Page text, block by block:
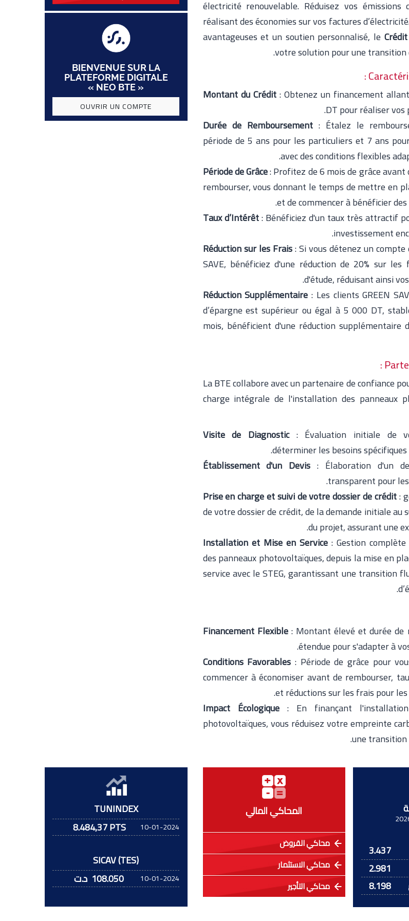
électricité renouvelable. Réduisez vos
réalisant des économies sur vos factures
avantageuses et un soutien personnalisé, le
votre solution pour une transition
Montant du Crédit: Obtenez un financement
DT pour réaliser vos
Durée de Remboursement: Étalez le
période de 5 ans pour les particuliers et 7 ans
avec des conditions flexibles
Période de Grâce: Profitez de 6 mois de grâce avant
rembourser, vous donnant le temps de mettre en
et de commencer à bénéficier
Taux d’Intérêt: Bénéficiez d'un taux très attractif
investissement
Réduction sur les Frais: Si vous détenez un compte
SAVE, bénéficiez d'une réduction de 20% sur les
d'étude, réduisant ainsi
Réduction Supplémentaire : Les clients GREEN
d’épargne est supérieur ou égal à 5 000 DT,
mois, bénéficient d'une réduction supplémentaire
La BTE collabore avec un partenaire de confiance
charge intégrale de l'installation des panneaux
Visite de Diagnostic: Évaluation initiale de
déterminer les besoins
Établissement d'un Devis : Élaboration d'un
transparent pour
Prise en charge et suivi de votre dossier de crédit:
de votre dossier de crédit, de la demande initiale au
du projet, assurant une
Installation et Mise en Service: Gestion
des panneaux photovoltaïques, depuis la mise en
service avec le STEG, garantissant une transition
Financement Flexible: Montant élevé et durée de
étendue pour s'adapter à
Conditions Favorables : Période de grâce pour
commencer à économiser avant de rembourser,
et réductions sur les frais pour les
Impact Écologique: En finançant
photovoltaïques, vous réduisez votre empreinte
une transition
BIENVENUE SUR LA
PLATEFORME DIGITALE
« NEO BTE »
OUVRIR UN COMPTE
3.437
2.981
8.198
المحاكي المالي
محاكي القروض
محاكي الاستثمار
محاكي التأجير
TUNINDEX
10-01-2024
8.484,37 PTS
SICAV (TES)
10-01-2024
108.050 د.ت